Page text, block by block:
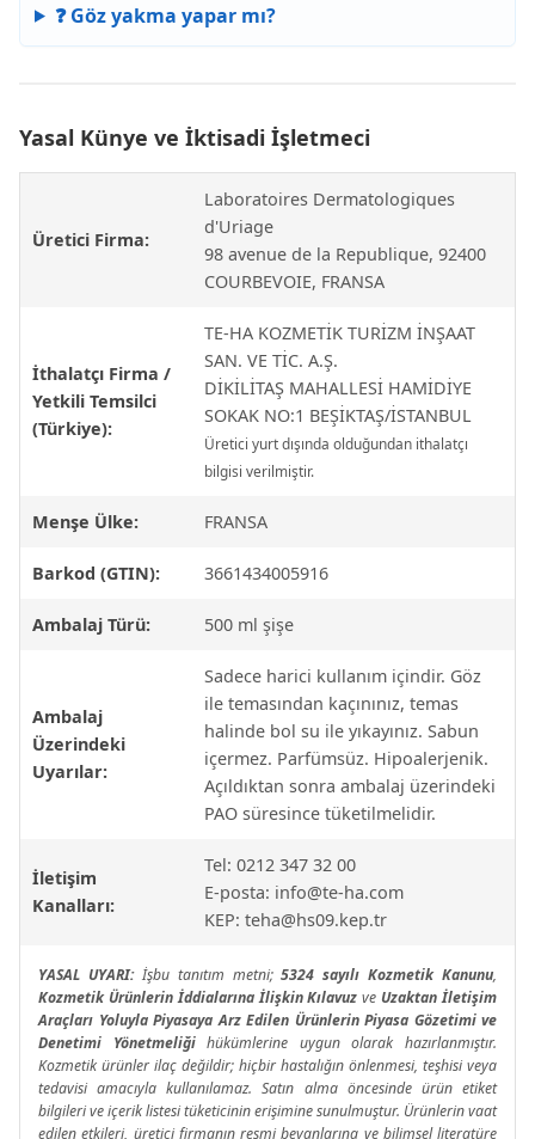
❓ Göz yakma yapar mı?
Yasal Künye ve İktisadi İşletmeci
Üretici Firma:
Laboratoires Dermatologiques
d'Uriage
98 avenue de la Republique, 92400
COURBEVOIE, FRANSA
İthalatçı Firma /
Yetkili Temsilci
(Türkiye):
TE-HA KOZMETİK TURİZM İNŞAAT
SAN. VE TİC. A.Ş.
DİKİLİTAŞ MAHALLESİ HAMİDİYE
SOKAK NO:1 BEŞİKTAŞ/İSTANBUL
Üretici yurt dışında olduğundan ithalatçı
bilgisi verilmiştir.
Menşe Ülke: FRANSA
Barkod (GTIN): 3661434005916
Ambalaj Türü: 500 ml şişe
Ambalaj
Üzerindeki
Uyarılar:
Sadece harici kullanım içindir. Göz
ile temasından kaçınınız, temas
halinde bol su ile yıkayınız. Sabun
içermez. Parfümsüz. Hipoalerjenik.
Açıldıktan sonra ambalaj üzerindeki
PAO süresince tüketilmelidir.
İletişim
Kanalları:
Tel: 0212 347 32 00
E-posta: info@te-ha.com
KEP: teha@hs09.kep.tr
YASAL UYARI:İşbu tanıtım metni;5324 sayılı Kozmetik Kanunu,
Kozmetik Ürünlerin İddialarına İlişkin Kılavuz ve Uzaktan İletişim
Araçları Yoluyla Piyasaya Arz Edilen Ürünlerin Piyasa Gözetimi ve
Denetimi Yönetmeliğihükümlerine uygun olarak hazırlanmıştır.
Kozmetik ürünler ilaç değildir; hiçbir hastalığın önlenmesi, teşhisi veya
tedavisi amacıyla kullanılamaz. Satın alma öncesinde ürün etiket
bilgileri ve içerik listesi tüketicinin erişimine sunulmuştur. Ürünlerin vaat
edilen etkileri, üretici firmanın resmi beyanlarına ve bilimsel literatüre